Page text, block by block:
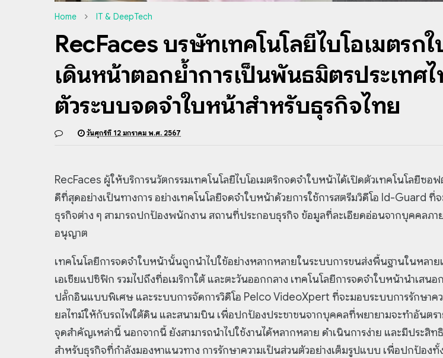
Home IT & DeepTech
RecFaces บริษัทเทคโนโลยีไบโอเมตริก
เดินหน้าตอกย้ำการเป็นพันธมิตรประเทศ
ตัวระบบจดจำใบหน้าสำหรับธุรกิจไทย
วันศุกร์ที่ 12 มกราคม พ.ศ. 2567
RecFaces ผู้ให้บริการนวัตกรรมเทคโนโลยีไบโอเมตริกจดจำใบหน้าได้เปิดตัวเทคโนโลยีซอ
ดีที่สุดอย่างเป็นทางการ อย่างเทคโนโลยีจดจำใบหน้าด้วยการใช้การสตรีมวิดีโอ Id-Guard ที่
ธุรกิจต่าง ๆ สามารถปกป้องพนักงาน สถานที่ประกอบธุรกิจ ข้อมูลที่ละเอียดอ่อนจากบุคคลภา
อนุญาต
เทคโนโลยีการจดจำใบหน้านั้นถูกนำไปใช้อย่างหลากหลายในระบบการขนส่งพื้นฐานในหลา
เอเชียแปซิฟิก รวมไปถึงที่อเมริกาใต้ และตะวันออกกลาง เทคโนโลยีการจดจำใบหน้านำเสนอ
ปลั๊กอินแบบพิเศษ และระบบการจัดการวิดีโอ Pelco VideoXpert ที่จะมอบระบบการรักษาค
ยลไทม์ให้กับรถไฟใต้ดิน และสนามบิน เพื่อปกป้องประชาชนจากบุคคลที่พยายามจะทำอันตร
จุดสำคัญเหล่านี้ นอกจากนี้ ยังสามารถนำไปใช้งานได้หลากหลาย ดำเนินการง่าย และมีประสิท
สำหรับธุรกิจที่กำลังมองหาแนวทาง การรักษาความเป็นส่วนตัวอย่างเต็มรูปแบบ เพื่อปกป้อง